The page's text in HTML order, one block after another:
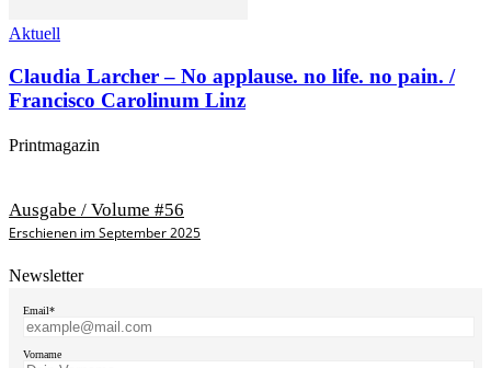
Aktuell
Claudia Larcher – No applause. no life. no pain. /
Francisco Carolinum Linz
Printmagazin
Ausgabe / Volume #56
Erschienen im September 2025
Newsletter
Email*
Vorname